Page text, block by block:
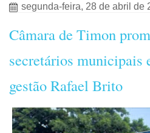
segunda-feira, 28 de abril de
Câmara de Timon
secretários municipais
gestão Rafael Brito